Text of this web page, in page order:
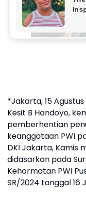
*Jakarta, 15
Kesit B Handoyo,
pemberhentian
keanggotaan PWI
DKI Jakarta, Kamis
didasarkan pada
Kehormatan PWI
SR/2024 tanggal 16